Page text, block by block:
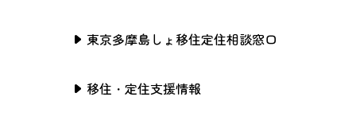
東京多摩島しょ移住定住相談窓口
移住・定住支援情報